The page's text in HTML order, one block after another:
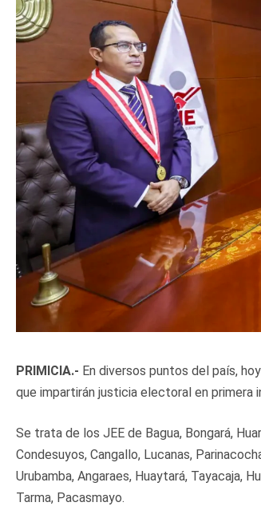
PRIMICIA.- En diversos puntos del país,
que impartirán justicia electoral en primera
Se trata de los JEE de Bagua, Bongará,
Condesuyos, Cangallo, Lucanas,
Urubamba, Angaraes, Huaytará, Tayacaja,
Tarma, Pacasmayo.